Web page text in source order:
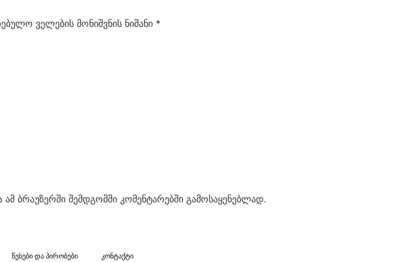
ველების მონიშვნის ნიშანი *
ბრაუზერში შემდგომში კომენტარებში გამოსაყენებლად.
წესები და პირობები კონტაქტი